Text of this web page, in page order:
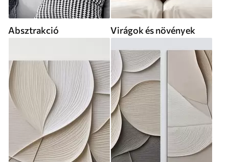
Absztrakció Virágok és növények